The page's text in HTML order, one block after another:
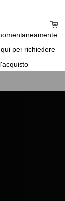
per richiedere